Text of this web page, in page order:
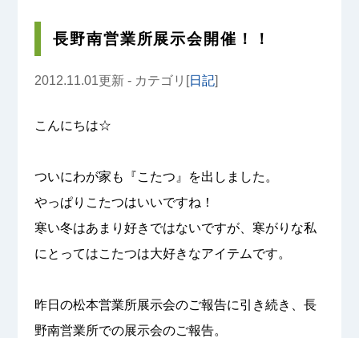
長野南営業所展示会開催！！
2012.11.01更新 - カテゴリ[日記]
こんにちは☆
ついにわが家も『こたつ』を出しました。
やっぱりこたつはいいですね！
寒い冬はあまり好きではないですが、寒がりな私
にとってはこたつは大好きなアイテムです。
昨日の松本営業所展示会のご報告に引き続き、長
野南営業所での展示会のご報告。